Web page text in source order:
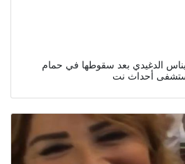
الدغيدي بعد سقوطها في حمام
أحداث نت